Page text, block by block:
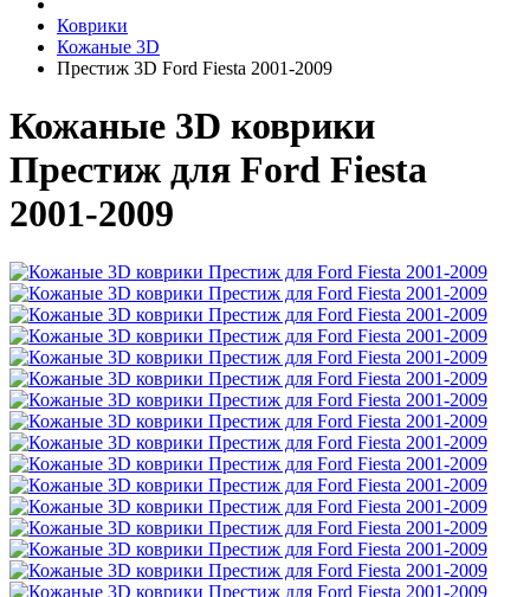
Коврики
Кожаные 3D
Престиж 3D Ford Fiesta 2001-2009
Кожаные 3D коврики
Престиж для Ford Fiesta
2001-2009